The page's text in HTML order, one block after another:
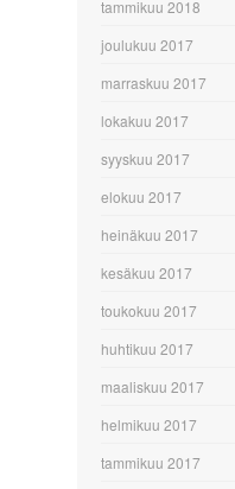
tammikuu 2018
joulukuu 2017
marraskuu 2017
lokakuu 2017
syyskuu 2017
elokuu 2017
heinäkuu 2017
kesäkuu 2017
toukokuu 2017
huhtikuu 2017
maaliskuu 2017
helmikuu 2017
tammikuu 2017